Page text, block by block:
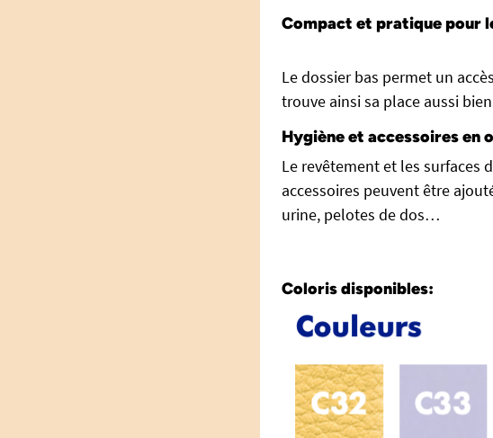
Compact et pratique pour
Le dossier bas permet un
trouve ainsi sa place aussi
Hygiène et accessoires en
Le revêtement et les surfaces
accessoires peuvent être
urine, pelotes de dos…
Coloris disponibles: